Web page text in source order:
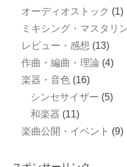
オーディオストック (1)
ミキシング・マスタリ
レビュー・感想 (13)
作曲・編曲・理論 (4)
楽器・音色 (16)
シンセサイザー (5)
和楽器 (11)
楽曲公開・イベント (9)